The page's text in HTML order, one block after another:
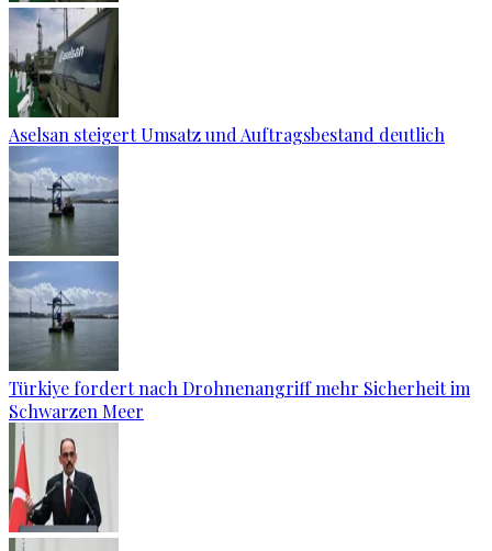
Aselsan steigert Umsatz und Auftragsbestand deutlich
Türkiye fordert nach Drohnenangriff mehr Sicherheit im
Schwarzen Meer